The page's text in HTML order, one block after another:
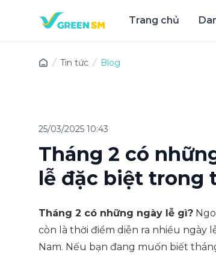
Trang chủ
Tin tức Blog
25/03/2025 10:43
Tháng 2 có
lễ đặc biệt trong
Tháng 2 có những ngày lễ gì?
còn là thời điểm diễn ra nhiều ngày
Nam. Nếu bạn đang muốn biết